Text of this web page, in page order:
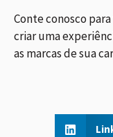
Conte conosco
criar uma
as marcas de sua